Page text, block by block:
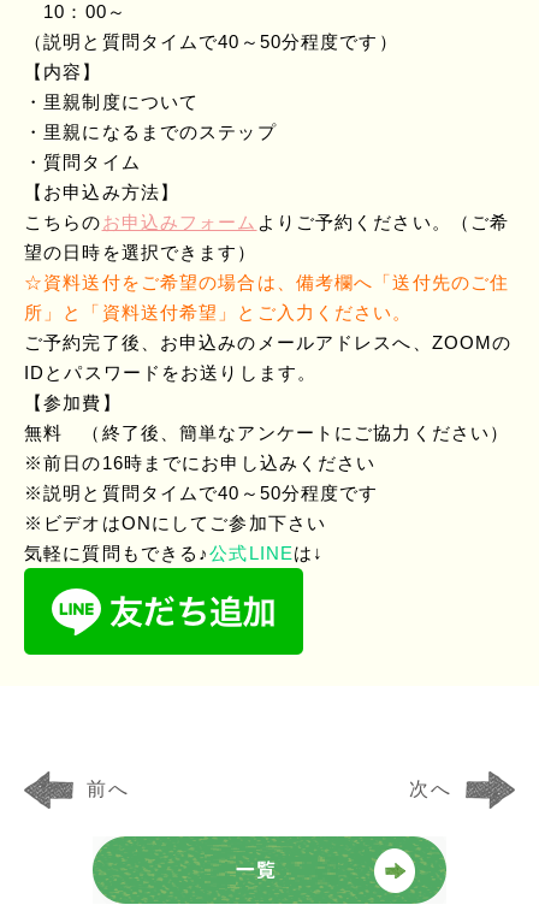
10：00～
（説明と質問タイムで40～50分程度です）
【内容】
・里親制度について
・里親になるまでのステップ
・質問タイム
【お申込み方法】
こちらのお申込みフォーム よりご予約ください。（ご希
望の日時を選択できます）
☆資料送付をご希望の場合は、備考欄へ「送付先のご住
所」と「資料送付希望」とご入力ください。
ご予約完了後、お申込みのメールアドレスへ、ZOOMの
IDとパスワードをお送りします。
【参加費】
無料 （終了後、簡単なアンケートにご協力ください）
※前日の16時までにお申し込みください
※説明と質問タイムで40～50分程度です
※ビデオはONにしてご参加下さい
気軽に質問もできる♪公式LINEは↓
前へ 次へ